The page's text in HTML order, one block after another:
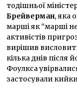
тодішньої
Брейверман, яка
марші як “марші
активістів
вирішив
кілька днів після
Фоулкса
застосували